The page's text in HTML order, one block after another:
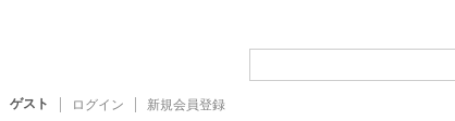
ゲスト ログイン 新規会員登録